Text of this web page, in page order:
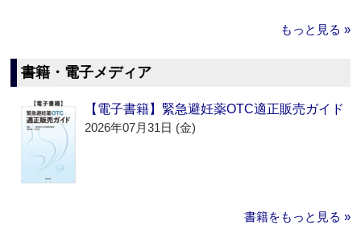
もっと見る »
書籍・電子メディア
【電子書籍】緊急避妊薬OTC適正販売ガイド
2026年07月31日 (金)
書籍をもっと見る »